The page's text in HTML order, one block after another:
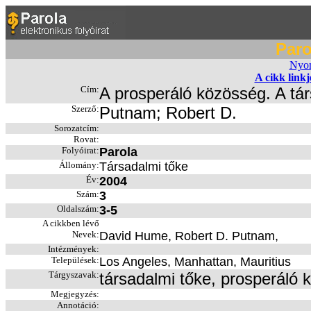
A cikk
Cím:A prosperáló közösség. A
Szerző: Putnam; Robert D.
Sorozatcím:
Rovat:
Folyóirat:Parola
Állomány:Társadalmi tőke
Év:2004
Szám:3
Oldalszám:3-5
A cikkben lévő
Nevek:David Hume, Robert D. Putnam,
Intézmények:
Települések:Los Angeles, Manhattan, Mauritius
Tárgyszavak:társadalmi tőke, prosperáló
Megjegyzés:
Annotáció: